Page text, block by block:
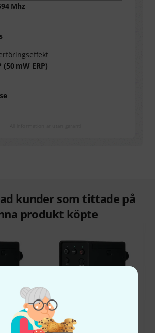
Mhz
(50mW ERP)
kunder som tittade på
produkt köpte